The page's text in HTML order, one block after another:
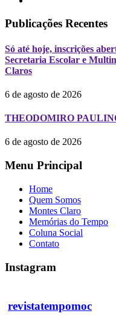
Publicações Recentes
Só até hoje, inscrições
Secretaria Escolar e
Claros
6 de agosto de 2026
THEODOMIRO
6 de agosto de 2026
Menu Principal
Home
Quem Somos
Montes Claro
Memórias do Tempo
Coluna Social
Contato
Instagram
revistatempomoc